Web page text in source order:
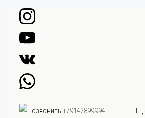
Перейти
содержимому
+79142899994
ТЦ